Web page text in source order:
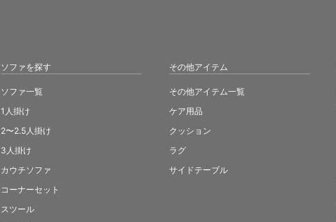
ソファを探す
ソファ一覧
1人掛け
2〜2.5人掛け
3人掛け
カウチソファ
コーナーセット
スツール
その他アイテム
その他アイテム一覧
ケア用品
クッション
ラグ
サイドテーブル